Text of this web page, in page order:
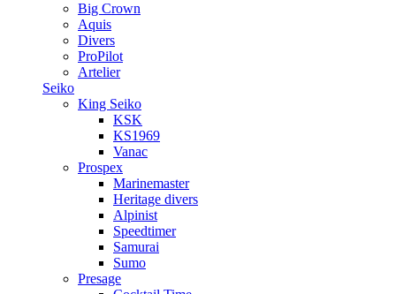
Big Crown
Aquis
Divers
ProPilot
Artelier
Seiko
King Seiko
KSK
KS1969
Vanac
Prospex
Marinemaster
Heritage divers
Alpinist
Speedtimer
Samurai
Sumo
Presage